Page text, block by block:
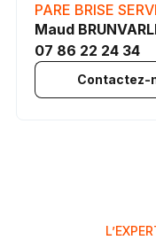
PARE BRISE
Maud
07 86 22 24 34
Contactez-